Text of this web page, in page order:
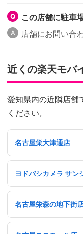
この店舗に駐車
店舗にお問い合
近くの楽天モバ
愛知県内の近隣店舗
ください。
名古屋栄大津通店
ヨドバシカメラ サン
名古屋栄森の地下街